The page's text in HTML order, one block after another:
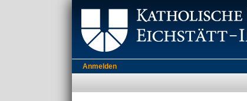
Anmelden